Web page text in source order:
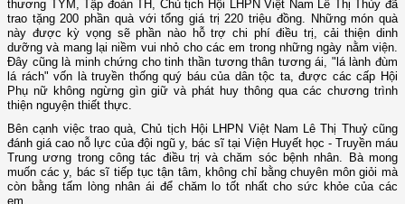
thương TYM, Tập đoàn TH, Chủ tịch Hội LHPN Việt Nam Lê Thị Thủy đã
trao tặng 200 phần quà với tổng giá trị 220 triệu đồng. Những món quà
này được kỳ vọng sẽ phần nào hỗ trợ chi phí điều trị, cải thiện dinh
dưỡng và mang lại niềm vui nhỏ cho các em trong những ngày nằm viện.
Đây cũng là minh chứng cho tinh thần tương thân tương ái, "lá lành đùm
lá rách" vốn là truyền thống quý báu của dân tộc ta, được các cấp Hội
Phụ nữ không ngừng gìn giữ và phát huy thông qua các chương trình
thiện nguyện thiết thực.
Bên cạnh việc trao quà, Chủ tịch Hội LHPN Việt Nam Lê Thị Thuỷ cũng
đánh giá cao nỗ lực của đội ngũ y, bác sĩ tại Viện Huyết học - Truyền máu
Trung ương trong công tác điều trị và chăm sóc bệnh nhân. Bà mong
muốn các y, bác sĩ tiếp tục tận tâm, không chỉ bằng chuyên môn giỏi mà
còn bằng tấm lòng nhân ái để chăm lo tốt nhất cho sức khỏe của các
em.